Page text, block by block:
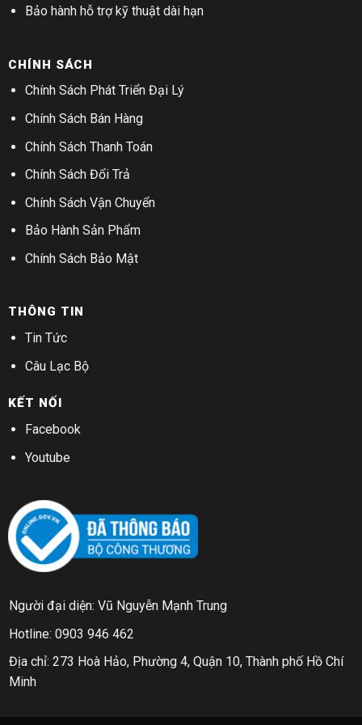
Bảo hành hỗ trợ kỹ thuật dài hạn
CHÍNH SÁCH
Chính Sách Phát Triển Đại Lý
Chính Sách Bán Hàng
Chính Sách Thanh Toán
Chính Sách Đổi Trả
Chính Sách Vận Chuyển
Bảo Hành Sản Phẩm
Chính Sách Bảo Mật
THÔNG TIN
Tin Tức
Câu Lạc Bộ
KẾT NỐI
Facebook
Youtube
Người đại diện: Vũ Nguyễn Mạnh Trung
Hotline: 0903 946 462
Địa chỉ: 273 Hoà Hảo, Phường 4, Quận 10, Thành phố Hồ Chí
Minh